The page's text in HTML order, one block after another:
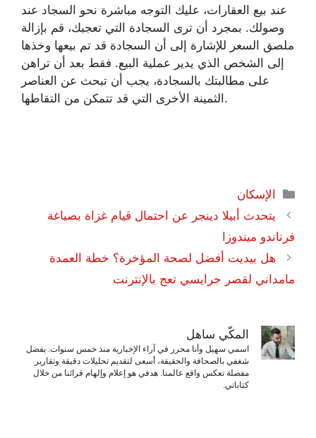
عند بيع العقارات، عليك التوجه مباشرة نحو السجاد عند
وصولك. بمجرد أن ترى السجادة التي تعجبك، قم بإزالة
ملصق السعر للإشارة إلى أن السجادة قد تم بيعها وخذها
إلى الشخص الذي يدير عملية البيع. فقط بعد أن تراهن
على مطالبتك بالسجادة، يجب أن تبحث عن العناصر
الثمينة الأخرى التي قد تتمكن من التقاطها.
التصنيفات
الإسكان
يتحدث أبيلا دينجر عن احتمال قيام غزاة بصياغة
فرناندو ميندوزا
هل بيديت أفضل لصحة المؤخرة؟ خطة العمدة
مامداني لقصر جرايسي تعج بالإنترنت
المكّي ساهل
اسمي سهيل وأنا محرر في آراء الإخبارية منذ خمس سنوات. بفضل
شغفي بالصحافة والحقيقة، أسعى لتقديم تحليلات دقيقة وتقارير
مفصلة تعكس واقع عالمنا. هدفي هو إعلام وإلهام قرائنا من خلال
كتاباتي.